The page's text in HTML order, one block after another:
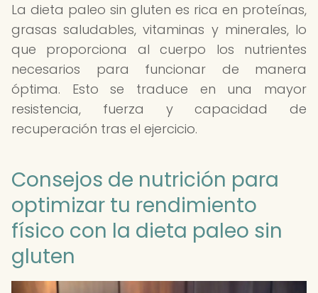
La dieta paleo sin gluten es rica en proteínas,
grasas saludables, vitaminas y minerales, lo
que proporciona al cuerpo los nutrientes
necesarios para funcionar de manera
óptima. Esto se traduce en una mayor
resistencia, fuerza y capacidad de
recuperación tras el ejercicio.
Consejos de nutrición para
optimizar tu rendimiento
físico con la dieta paleo sin
gluten